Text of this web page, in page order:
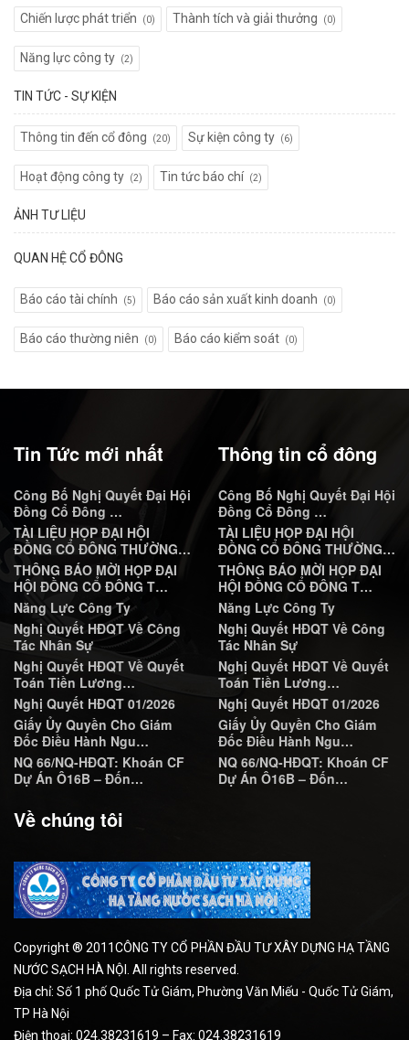
Chiến lược phát triển (0) Thành tích và giải thưởng (0)
Năng lực công ty (2)
TIN TỨC - SỰ KIỆN
Thông tin đến cổ đông (20) Sự kiện công ty (6)
Hoạt động công ty (2) Tin tức báo chí (2)
ẢNH TƯ LIỆU
QUAN HỆ CỔ ĐÔNG
Báo cáo tài chính (5) Báo cáo sản xuất kinh doanh (0)
Báo cáo thường niên (0) Báo cáo kiểm soát (0)
Tin Tức mới nhất
Công Bố Nghị Quyết Đại Hội
Đồng Cổ Đông …
TÀI LIỆU HỌP ĐẠI HỘI
ĐỒNG CỔ ĐÔNG THƯỜNG…
THÔNG BÁO MỜI HỌP ĐẠI
HỘI ĐỒNG CỔ ĐÔNG T…
Năng Lực Công Ty
Nghị Quyết HĐQT Về Công
Tác Nhân Sự
Nghị Quyết HĐQT Về Quyết
Toán Tiền Lương…
Nghị Quyết HĐQT 01/2026
Giấy Ủy Quyền Cho Giám
Đốc Điều Hành Ngu…
NQ 66/NQ-HĐQT: Khoán CF
Dự Án Ô16B – Đốn…
Thông tin cổ đông
Công Bố Nghị Quyết Đại Hội
Đồng Cổ Đông …
TÀI LIỆU HỌP ĐẠI HỘI
ĐỒNG CỔ ĐÔNG THƯỜNG…
THÔNG BÁO MỜI HỌP ĐẠI
HỘI ĐỒNG CỔ ĐÔNG T…
Năng Lực Công Ty
Nghị Quyết HĐQT Về Công
Tác Nhân Sự
Nghị Quyết HĐQT Về Quyết
Toán Tiền Lương…
Nghị Quyết HĐQT 01/2026
Giấy Ủy Quyền Cho Giám
Đốc Điều Hành Ngu…
NQ 66/NQ-HĐQT: Khoán CF
Dự Án Ô16B – Đốn…
Về chúng tôi
Copyright ® 2011CÔNG TY CỔ PHẦN ĐẦU TƯ XÂY DỰNG HẠ TẦNG
NƯỚC SẠCH HÀ NỘI. All rights reserved.
Địa chỉ: Số 1 phố Quốc Tử Giám, Phường Văn Miếu - Quốc Tử Giám,
TP Hà Nội
Điện thoại: 024.38231619 – Fax: 024.38231619